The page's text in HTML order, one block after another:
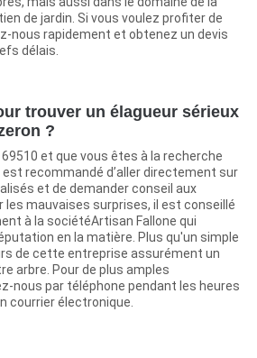
de jardin. Si vous voulez profiter de
nous rapidement et obtenez un devis
délais.
trouver un élagueur sérieux
?
et que vous êtes à la recherche
est recommandé d’aller directement sur
et de demander conseil aux
les mauvaises surprises, il est conseillé
à la sociétéArtisan Fallone qui
en la matière. Plus qu'un simple
de cette entreprise assurément un
arbre. Pour de plus amples
nous par téléphone pendant les heures
courrier électronique.